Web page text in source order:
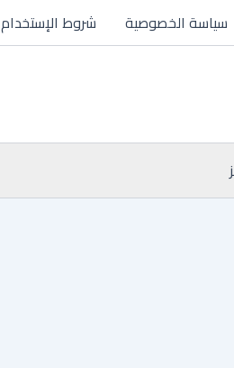
سياسة الخصوصية شروط الإستخدام